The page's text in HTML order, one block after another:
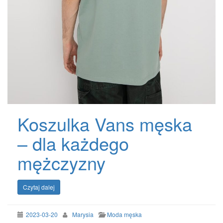
Koszulka Vans męska
– dla każdego
mężczyzny
Czytaj dalej
2023-03-20 Marysia Moda męska